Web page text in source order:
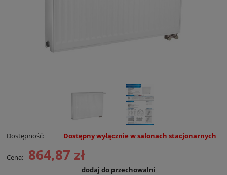
Dostępność: Dostępny wyłącznie w salonach stacjonarnych
Cena: 864,87 zł
dodaj do przechowalni